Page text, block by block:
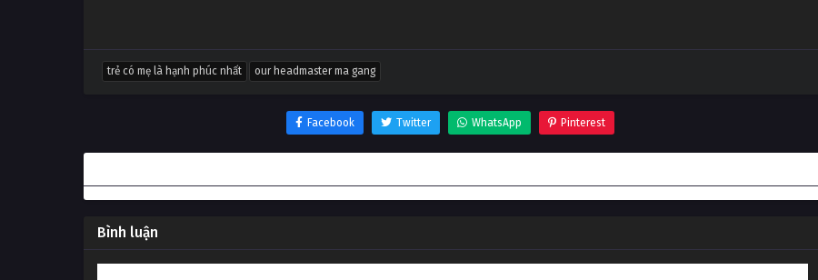
trẻ có mẹ là hạnh phúc nhất our headmaster ma gang
Facebook Twitter WhatsApp Pinterest
Bình luận